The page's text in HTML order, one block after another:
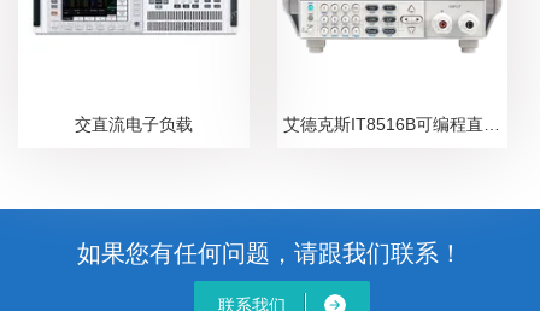
交直流电子负载
如果您有任何问题，请跟我们联系！
联系我们